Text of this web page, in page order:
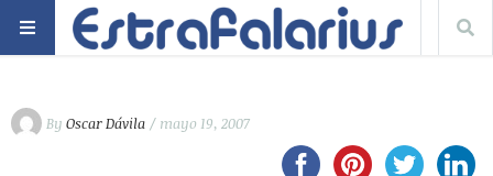
By Oscar Dávila / mayo 19, 2007